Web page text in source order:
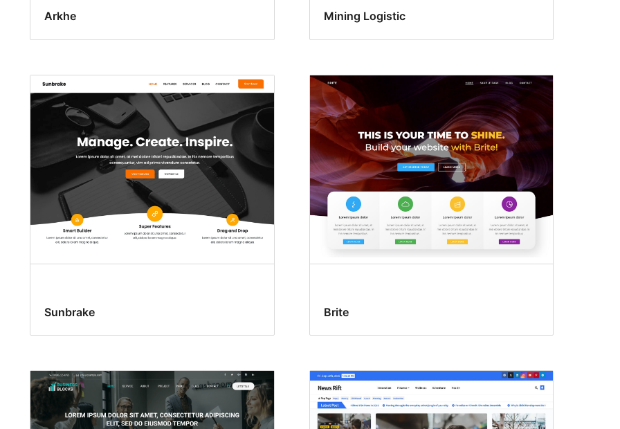
Arkhe Mining Logistic
Sunbrake Brite